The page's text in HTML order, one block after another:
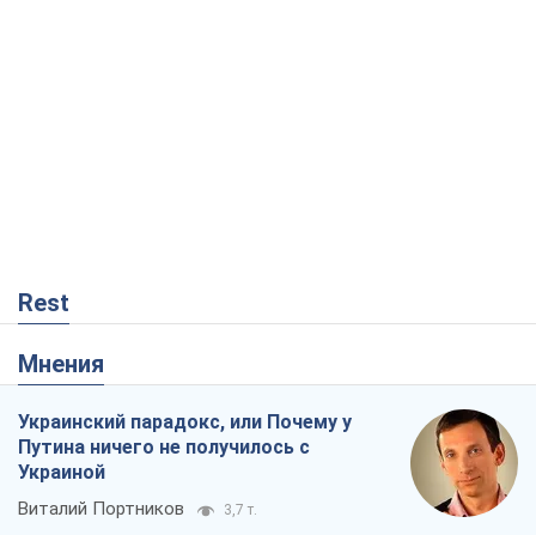
Rest
Мнения
Украинский парадокс, или Почему у
Путина ничего не получилось с
Украиной
Виталий Портников 3,7 т.